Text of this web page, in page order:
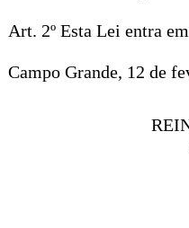
Art. 2º Esta Lei entra
Campo Grande, 12 de